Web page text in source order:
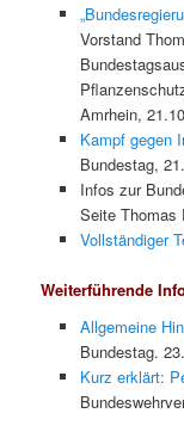
Vorstand
Amrhein,
Kampf gegen
Bundestag,
Infos zur
Seite Thomas
Vollständiger
Weiterführende
Allgemeine
Bundestag.
Kurz erklärt: